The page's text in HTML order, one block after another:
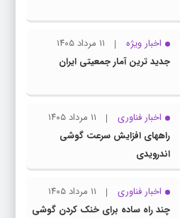
اخبار ویژه
۱۱ مرداد ۱۴۰۵
جدید ترین آمار جمعیتی ایران
اخبار فناوری
۱۱ مرداد ۱۴۰۵
راههای افزایش سرعت گوشی
اندرویدی
اخبار فناوری
۱۱ مرداد ۱۴۰۵
چند راه‌ ساده برای خنک کردن گوشی